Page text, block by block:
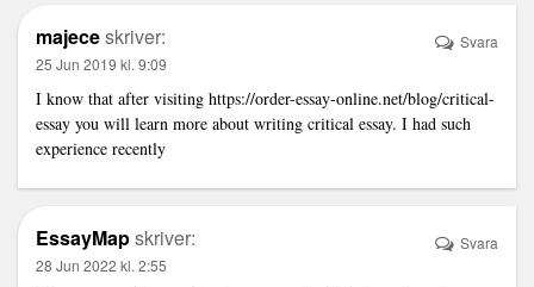
majeceskriver:
25 Jun 2019 kl. 9:09
I know that after visiting https://order-essay-online.net/blog/critical-
essay you will learn more about writing critical essay. I had such
experience recently
Svara
EssayMapskriver:
28 Jun 2022 kl. 2:55
Svara